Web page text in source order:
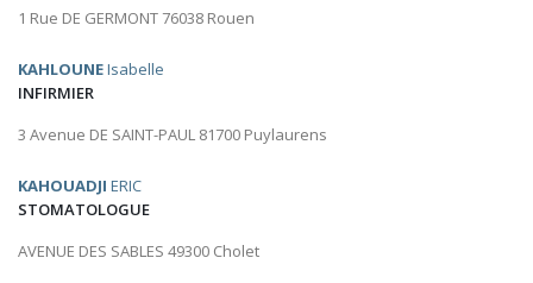
1 Rue DE GERMONT 76038 Rouen
KAHLOUNEIsabelle
INFIRMIER
3 Avenue DE SAINT-PAUL 81700 Puylaurens
KAHOUADJI ERIC
STOMATOLOGUE
AVENUE DES SABLES 49300 Cholet